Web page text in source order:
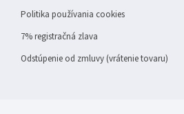
Politika používania cookies
7% registračná zlava
Odstúpenie od zmluvy (vrátenie tovaru)